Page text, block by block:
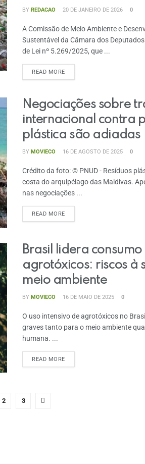
BY REDACAO 20 DE JANEIRO DE 2026 0
A Comissão de Meio Ambiente e
Sustentável da Câmara dos
de Lei nº 5.269/2025, que ...
READ MORE
Negociações sobre
internacional contra
plástica são adiadas
BY MOVIECO 16 DE AGOSTO DE 2025 0
Crédito da foto: © PNUD - Resíduos
costa do arquipélago das Maldivas.
nas negociações ...
READ MORE
Brasil lidera consumo
agrotóxicos: riscos à
meio ambiente
BY MOVIECO 16 DE MAIO DE 2025 0
O uso intensivo de agrotóxicos no
graves tanto para o meio ambiente
humana. ...
READ MORE
2 3